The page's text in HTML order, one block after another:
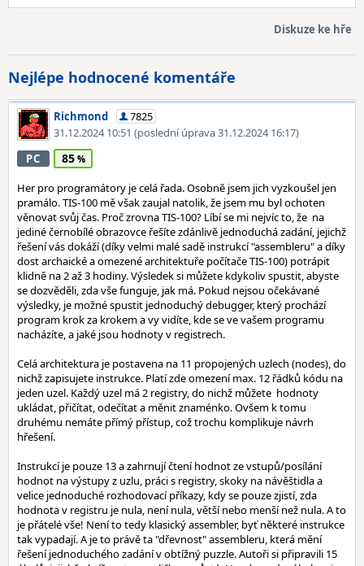
Diskuze ke hře
Nejlépe hodnocené komentáře
Richmond
7825
31.12.2024 10:51 (poslední úprava 31.12.2024 16:17)
PC
85
Her pro programátory je celá řada. Osobně jsem jich vyzkoušel jen
pramálo. TIS-100 mě však zaujal natolik, že jsem mu byl ochoten
věnovat svůj čas. Proč zrovna TIS-100? Líbí se mi nejvíc to, že na
jediné černobílé obrazovce řešíte zdánlivě jednoduchá zadání, jejichž
řešení vás dokáží (díky velmi malé sadě instrukcí "assembleru" a díky
dost archaické a omezené architektuře počítače TIS-100) potrápit
klidně na 2 až 3 hodiny. Výsledek si můžete kdykoliv spustit, abyste
se dozvěděli, zda vše funguje, jak má. Pokud nejsou očekávané
výsledky, je možné spustit jednoduchý debugger, který prochází
program krok za krokem a vy vidíte, kde se ve vašem programu
nacházíte, a jaké jsou hodnoty v registrech.
Celá architektura je postavena na 11 propojených uzlech (nodes), do
nichž zapisujete instrukce. Platí zde omezení max. 12 řádků kódu na
jeden uzel. Každý uzel má 2 registry, do nichž můžete hodnoty
ukládat, přičítat, odečítat a měnit znaménko. Ovšem k tomu
druhému nemáte přímý přístup, což trochu komplikuje návrh
hřešení.
Instrukcí je pouze 13 a zahrnují čtení hodnot ze vstupů/posílání
hodnot na výstupy z uzlu, práci s registry, skoky na návěštidla a
velice jednoduché rozhodovací příkazy, kdy se pouze zjistí, zda
hodnota v registru je nula, není nula, větší nebo menší než nula. A to
je přátelé vše! Není to tedy klasický assembler, byť některé instrukce
tak vypadají. A je to právě ta "dřevnost" assembleru, která mění
řešení jednoduchého zadání v obtížný puzzle. Autoři si připravili 15